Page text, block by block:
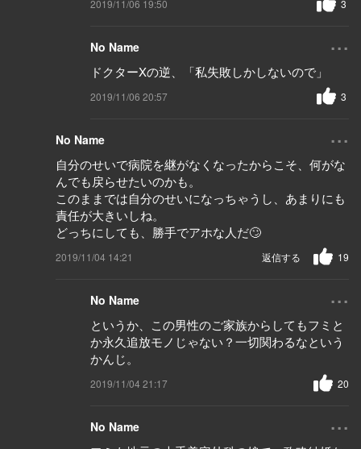
2019/11/06 19:50 3
No Name ...
ドクターXの逆、「私失敗しかしないので」
2019/11/06 20:57 3
No Name ...
自分のせいで病院を継がなくなったからこそ、何がな
んでも戻らせたいのかも。
このままでは自分のせいになっちゃうし、あまりにも
責任が大きいしね。
どっちにしても、勝手でアホな人だ🙄
2019/11/04 14:21 19
返信する
No Name ...
というか、この男性のご家族からしてもフミと
か永久追放モノじゃない？一切関わるなという
かんじ。
2019/11/04 21:17 20
No Name ...